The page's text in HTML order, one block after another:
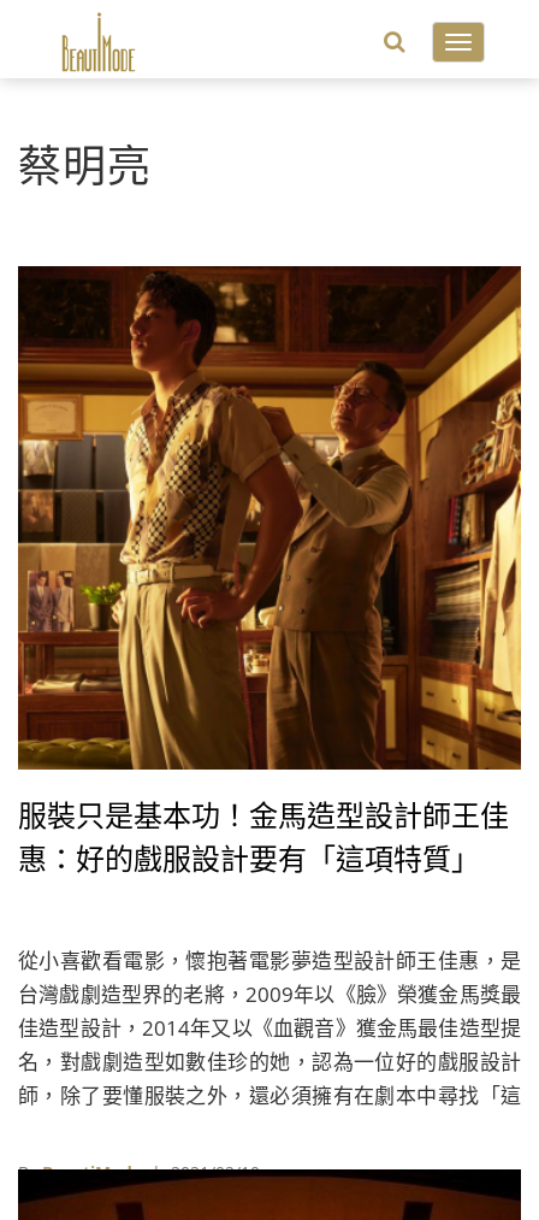
Toggle
蔡明亮
服裝只是基本功！金馬造型設計師王佳
惠：好的戲服設計要有「這項特質」
從小喜歡看電影，懷抱著電影夢造型設計師王佳惠，是
台灣戲劇造型界的老將，2009年以《臉》榮獲金馬獎最
佳造型設計，2014年又以《血觀音》獲金馬最佳造型提
名，對戲劇造型如數佳珍的她，認為一位好的戲服設計
師，除了要懂服裝之外，還必須擁有在劇本中尋找「這
ByBeautiMode| 2021/02/10